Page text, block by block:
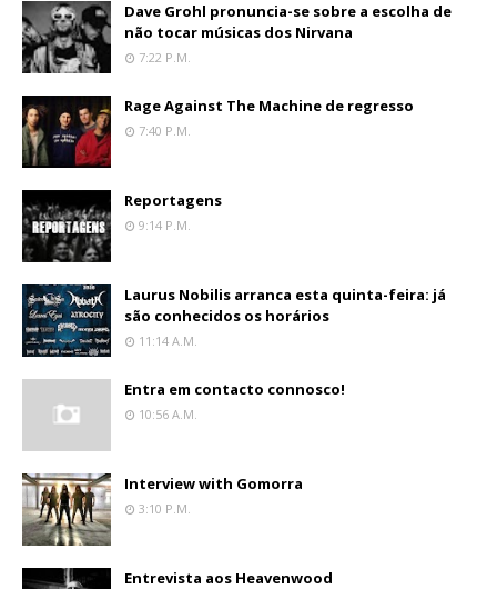
Dave Grohl pronuncia-se sobre a escolha de
não tocar músicas dos Nirvana
7:22 P.m.
Rage Against The Machine de regresso
7:40 P.m.
Reportagens
9:14 P.m.
Laurus Nobilis arranca esta quinta-feira: já
são conhecidos os horários
11:14 A.m.
Entra em contacto connosco!
10:56 A.m.
Interview with Gomorra
3:10 P.m.
Entrevista aos Heavenwood